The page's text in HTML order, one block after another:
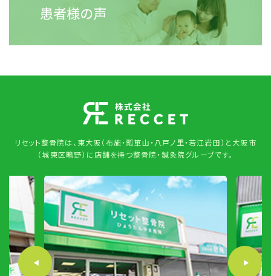
リセット整骨院は、東大阪（布施・瓢箪山・八戸ノ里・若江岩田）と大阪市
（城東区鴫野）に店舗を持つ整骨院・鍼灸院グループです。